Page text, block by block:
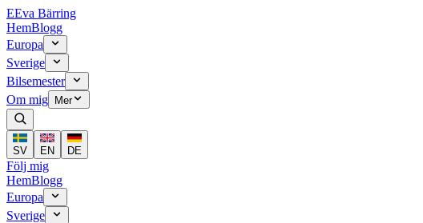
EEva Bärring
HemBlogg
Europa
Sverige
Bilsemester
Om mig
Mer
SV EN DE
Följ mig
HemBlogg
Europa
Sverige